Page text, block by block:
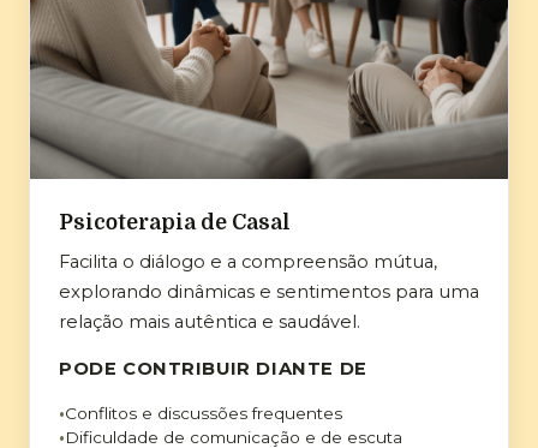
Psicoterapia de Casal
Facilita o diálogo e a compreensão mútua,
explorando dinâmicas e sentimentos para uma
relação mais autêntica e saudável.
PODE CONTRIBUIR DIANTE DE
Conflitos e discussões frequentes
Dificuldade de comunicação e de escuta